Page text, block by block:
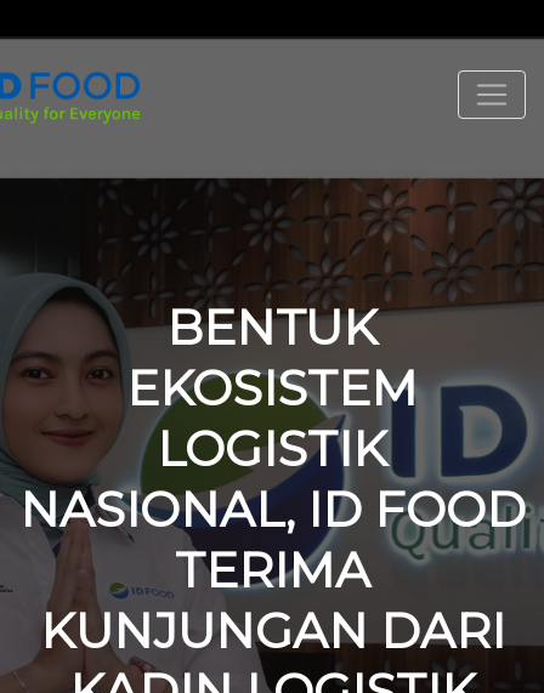
BENTUK
EKOSISTEM
LOGISTIK
NASIONAL, ID FOOD
TERIMA
KUNJUNGAN DARI